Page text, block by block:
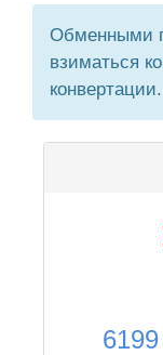
Обменными
взиматься
конвертации.